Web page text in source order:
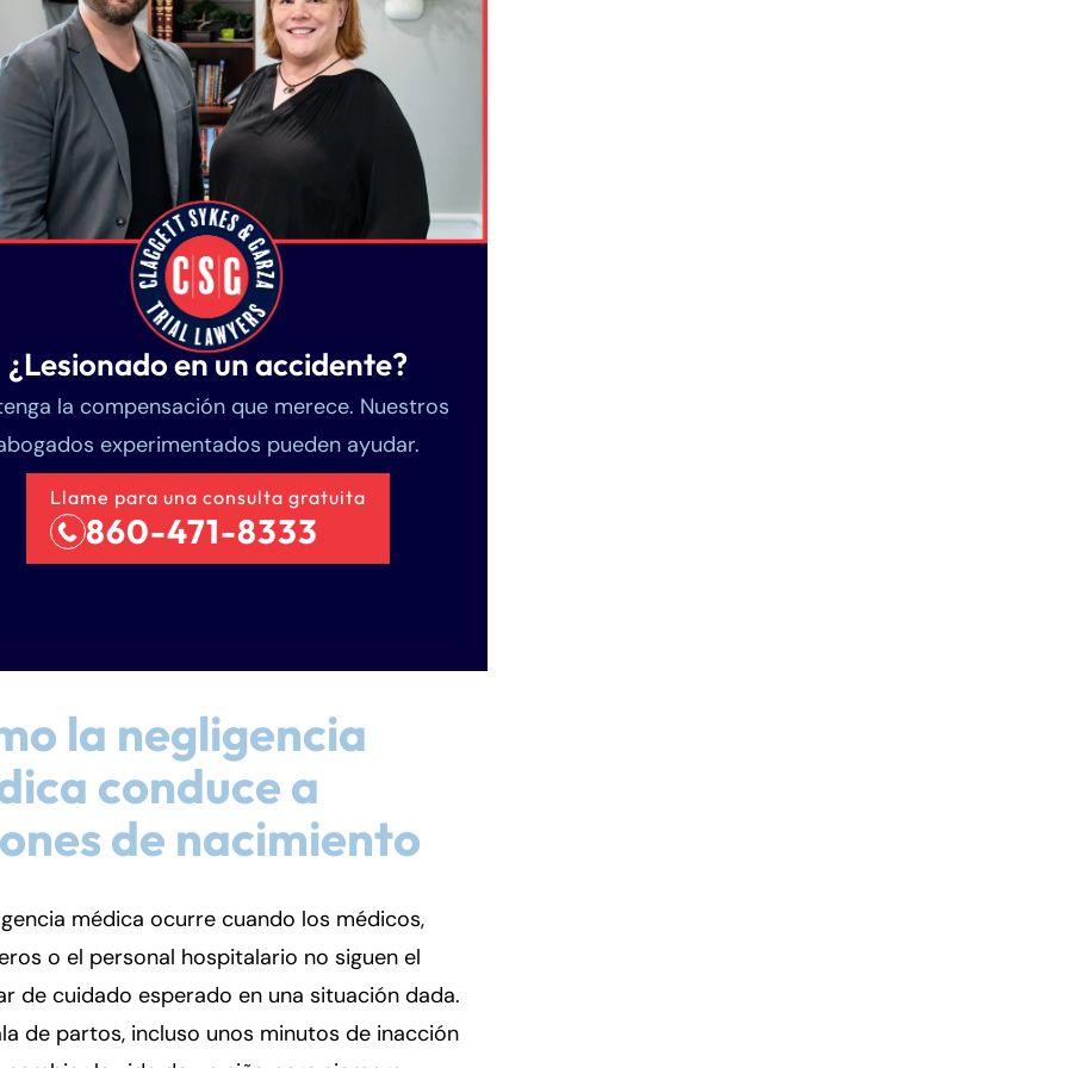
¿Lesionado en un accidente?
la compensación que merece. Nuestros
experimentados pueden ayudar.
Llame para una consulta gratuita
860-471-8333
la negligencia
conduce a
de nacimiento
médica ocurre cuando los médicos,
o el personal hospitalario no siguen el
de cuidado esperado en una situación dada.
de partos, incluso unos minutos de inacción